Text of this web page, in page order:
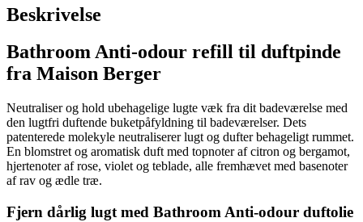
Beskrivelse
Bathroom Anti-odour refill til duftpinde
fra Maison Berger
Neutraliser og hold ubehagelige lugte væk fra dit badeværelse med
den lugtfri duftende buketpåfyldning til badeværelser. Dets
patenterede molekyle neutraliserer lugt og dufter behageligt rummet.
En blomstret og aromatisk duft med topnoter af citron og bergamot,
hjertenoter af rose, violet og teblade, alle fremhævet med basenoter
af rav og ædle træ.
Fjern dårlig lugt med Bathroom Anti-odour duftolie